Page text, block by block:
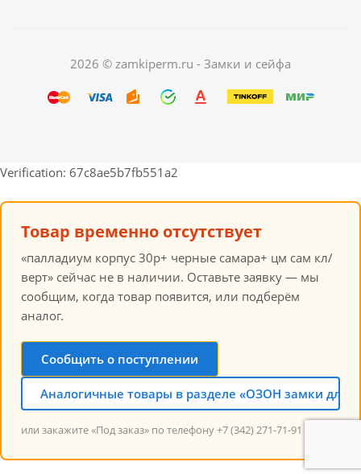
2026 © zamkiperm.ru - Замки и сейфа
Verification: 67c8ae5b7fb551a2
Товар временно отсутствует
«палладиум корпус 30р+ черные самара+ цм сам кл/
верт» сейчас не в наличии. Оставьте заявку — мы
сообщим, когда товар появится, или подберём
аналог.
Сообщить о поступлении
Аналогичные товары в разделе «ОЗОН замки для
или закажите «Под заказ» по телефону +7 (342) 271-71-91